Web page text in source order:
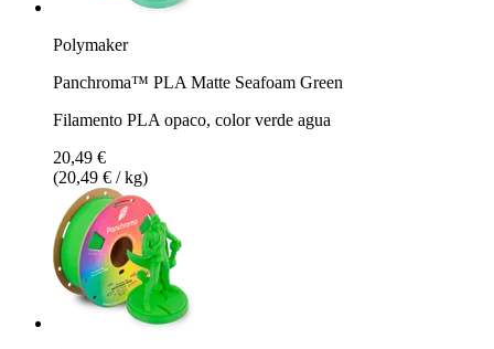
Polymaker
Panchroma™ PLA Matte Seafoam Green
Filamento PLA opaco, color verde agua
20,49 €
(20,49 € / kg)